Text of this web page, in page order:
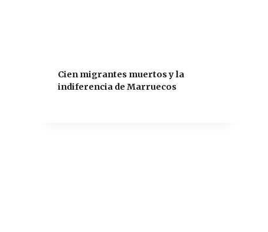
Cien migrantes muertos y la
indiferencia de Marruecos